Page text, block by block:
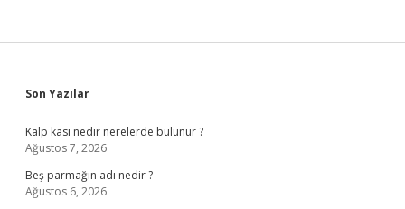
Sidebar
Son Yazılar
Kalp kası nedir nerelerde bulunur ?
Ağustos 7, 2026
Beş parmağın adı nedir ?
Ağustos 6, 2026